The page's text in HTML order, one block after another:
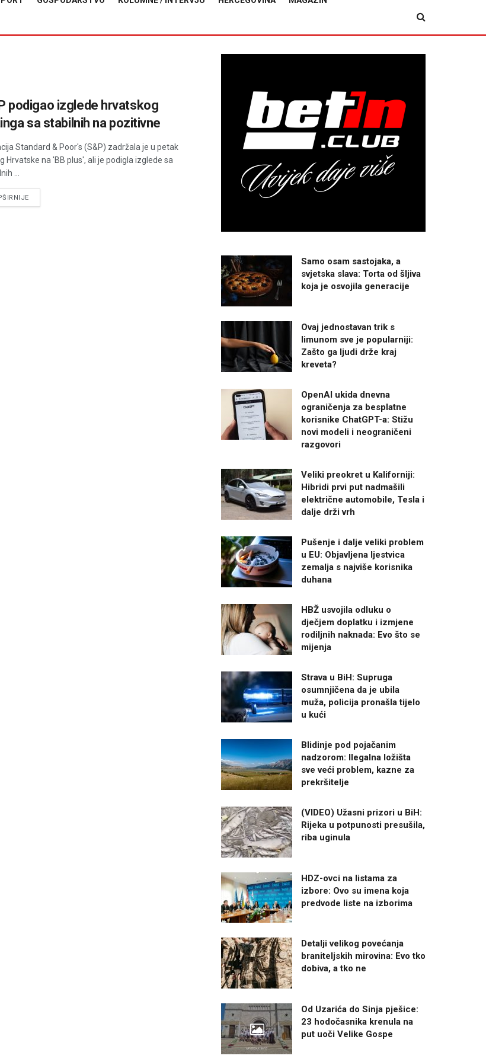
podigao izglede hrvatskog
sa stabilnih na pozitivne
Standard & Poor's (S&P) zadržala je u petak
Hrvatske na 'BB plus', ali je podigla izglede sa
...
DETAILS
Samo osam sastojaka, a
svjetska slava: Torta od šljiva
koja je osvojila generacije
Ovaj jednostavan trik s
limunom sve je popularniji:
Zašto ga ljudi drže kraj
kreveta?
OpenAI ukida dnevna
ograničenja za besplatne
korisnike ChatGPT-a: Stižu
novi modeli i neograničeni
razgovori
Veliki preokret u Kaliforniji:
Hibridi prvi put nadmašili
električne automobile, Tesla i
dalje drži vrh
Pušenje i dalje veliki problem
u EU: Objavljena ljestvica
zemalja s najviše korisnika
duhana
HBŽ usvojila odluku o
dječjem doplatku i izmjene
rodiljnih naknada: Evo što se
mijenja
Strava u BiH: Supruga
osumnjičena da je ubila
muža, policija pronašla tijelo
u kući
Blidinje pod pojačanim
nadzorom: Ilegalna ložišta
sve veći problem, kazne za
prekršitelje
(VIDEO) Užasni prizori u BiH:
Rijeka u potpunosti presušila,
riba uginula
HDZ-ovci na listama za
izbore: Ovo su imena koja
predvode liste na izborima
Detalji velikog povećanja
braniteljskih mirovina: Evo tko
dobiva, a tko ne
Od Uzarića do Sinja pješice:
23 hodočasnika krenula na
put uoči Velike Gospe